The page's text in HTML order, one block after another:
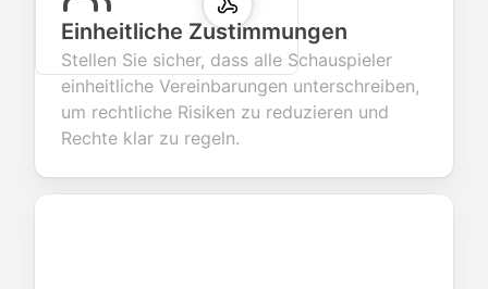
Einheitliche Zustimmungen
Stellen Sie sicher, dass alle Schauspieler
einheitliche Vereinbarungen unterschreiben,
um rechtliche Risiken zu reduzieren und
Rechte klar zu regeln.